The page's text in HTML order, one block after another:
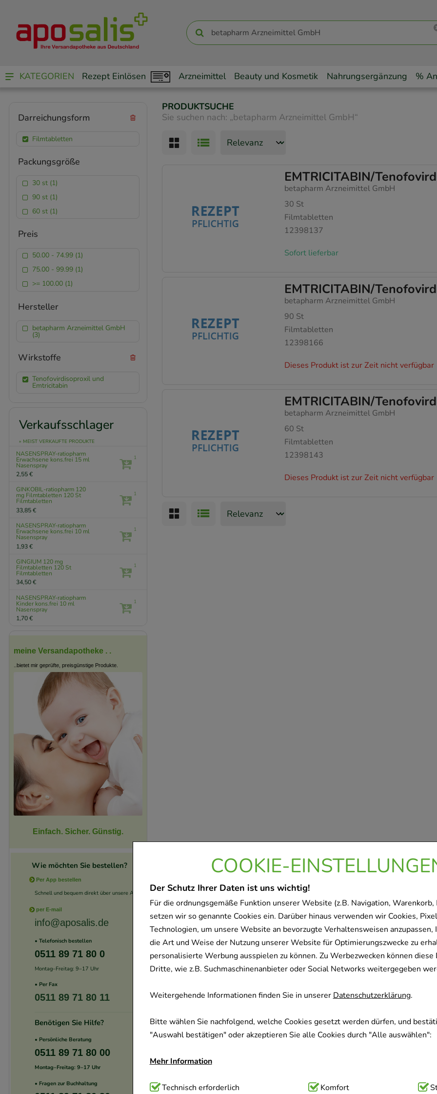
COOKIE-
Der Schutz Ihrer Daten ist uns wichtig!
Für die ordnungsgemäße Funktion unserer Website (z.B. Navigation, Warenkorb,
setzen wir so genannte Cookies ein. Darüber hinaus verwenden wir Cookies,
Technologien, um unsere Website an bevorzugte Verhaltensweisen anzupassen,
die Art und Weise der Nutzung unserer Website für Optimierungszwecke zu
personalisierte Werbung ausspielen zu können. Zu Werbezwecken können diese
Dritte, wie z.B. Suchmaschinenanbieter oder Social Networks weitergegeben
Weitergehende Informationen finden Sie in unsererDatenschutzerklärung.
Bitte wählen Sie nachfolgend, welche Cookies gesetzt werden dürfen, und
"Auswahl bestätigen" oder akzeptieren Sie alle Cookies durch "Alle auswählen":
Mehr Information
Technisch Notwendig:Hierbei handelt es sich um Cookies, die für die
Technisch erforderlich Komfort
KATEGORIEN Rezept Einlösen Arzneimittel Beauty und Kosmetik Nahrungsergänzung %
PRODUKTSUCHE
Sie suchen nach: „betapharm Arzneimittel GmbH“
EMTRICITABIN/
betapharm Arzneimittel GmbH
30 St
Filmtabletten
12398137
Sofort lieferbar
EMTRICITABIN/
betapharm Arzneimittel GmbH
90 St
Filmtabletten
12398166
Dieses Produkt ist zur Zeit nicht verfügbar
EMTRICITABIN/
betapharm Arzneimittel GmbH
60 St
Filmtabletten
12398143
Dieses Produkt ist zur Zeit nicht verfügbar
Darreichungsform
Filmtabletten
Packungsgröße
30 st (1)
90 st (1)
60 st (1)
Preis
50.00 - 74.99 (1)
75.00 - 99.99 (1)
>= 100.00 (1)
Hersteller
betapharm Arzneimittel GmbH
(3)
Wirkstoffe
Tenofovirdisoproxil und
Emtricitabin
Verkaufsschlager
» MEIST VERKAUFTE PRODUKTE
NASENSPRAY-ratiopharm
Erwachsene kons.frei 15 ml
Nasenspray
2,55 €
1
GINKOBIL-ratiopharm 120
mg Filmtabletten 120 St
Filmtabletten
33,85 €
1
NASENSPRAY-ratiopharm
Erwachsene kons.frei 10 ml
Nasenspray
1,93 €
1
GINGIUM 120 mg
Filmtabletten 120 St
Filmtabletten
34,50 €
1
NASENSPRAY-ratiopharm
Kinder kons.frei 10 ml
Nasenspray
1,70 €
1
meine Versandapotheke . .
..bietet mir geprüfte, preisgünstige Produkte.
Einfach. Sicher. Günstig.
Wie möchten Sie bestellen?
Per App bestellen
Schnell und bequem direkt über unsere App.
per E-mail
info@aposalis.de
• Telefonisch bestellen
0511 89 71 80 0
Montag–Freitag: 9–17 Uhr
• Per Fax
0511 89 71 80 11
Benötigen Sie Hilfe?
• Persönliche Beratung
0511 89 71 80 00
Montag–Freitag: 9–17 Uhr
• Fragen zur Buchhaltung